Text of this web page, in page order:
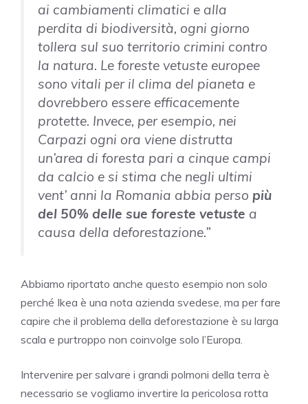
ai cambiamenti climatici e alla
perdita di biodiversità, ogni giorno
tollera sul suo territorio crimini contro
la natura. Le foreste vetuste europee
sono vitali per il clima del pianeta e
dovrebbero essere efficacemente
protette. Invece, per esempio, nei
Carpazi ogni ora viene distrutta
un’area di foresta pari a cinque campi
da calcio e si stima che negli ultimi
vent’ anni la Romania abbia perso più
del 50% delle sue foreste vetuste a
causa della deforestazione.”
Abbiamo riportato anche questo esempio non solo
perché Ikea è una nota azienda svedese, ma per fare
capire che il problema della deforestazione è su larga
scala e purtroppo non coinvolge solo l’Europa.
Intervenire per salvare i grandi polmoni della terra è
necessario se vogliamo invertire la pericolosa rotta